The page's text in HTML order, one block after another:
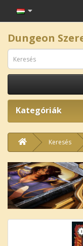
Dungeon
Kategóriák
Keresés